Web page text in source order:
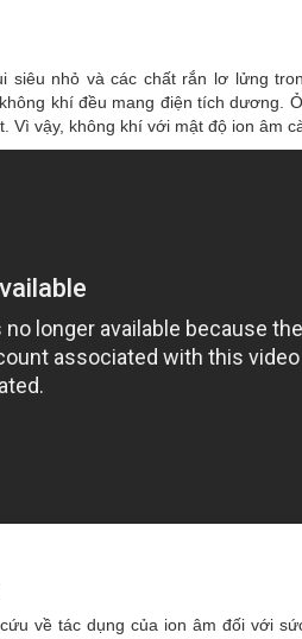
siêu nhỏ và các chất rắn lơ lửng
khí đều mang điện tích dương.
vậy, không khí với mật độ ion âm
về tác dụng của ion âm đối với